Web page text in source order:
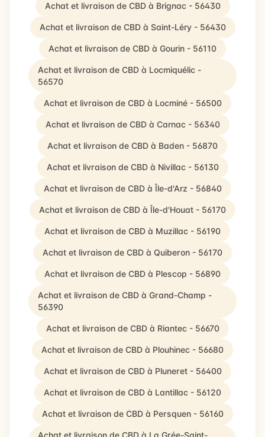
Achat et livraison de CBD à Brignac - 56430
Achat et livraison de CBD à Saint-Léry - 56430
Achat et livraison de CBD à Gourin - 56110
Achat et livraison de CBD à Locmiquélic -
56570
Achat et livraison de CBD à Locminé - 56500
Achat et livraison de CBD à Carnac - 56340
Achat et livraison de CBD à Baden - 56870
Achat et livraison de CBD à Nivillac - 56130
Achat et livraison de CBD à Île-d'Arz - 56840
Achat et livraison de CBD à Île-d'Houat - 56170
Achat et livraison de CBD à Muzillac - 56190
Achat et livraison de CBD à Quiberon - 56170
Achat et livraison de CBD à Plescop - 56890
Achat et livraison de CBD à Grand-Champ -
56390
Achat et livraison de CBD à Riantec - 56670
Achat et livraison de CBD à Plouhinec - 56680
Achat et livraison de CBD à Pluneret - 56400
Achat et livraison de CBD à Lantillac - 56120
Achat et livraison de CBD à Persquen - 56160
Achat et livraison de CBD à La Grée-Saint-